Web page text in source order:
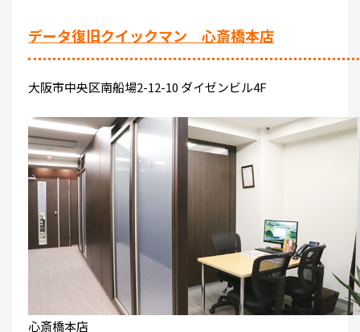
データ復旧クイックマン 心斎橋本店
大阪市中央区南船場2-12-10 ダイゼンビル4F
心斎橋本店